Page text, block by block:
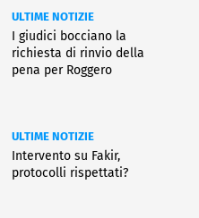
ULTIME NOTIZIE
I giudici bocciano la
richiesta di rinvio della
pena per Roggero
ULTIME NOTIZIE
Intervento su Fakir,
protocolli rispettati?